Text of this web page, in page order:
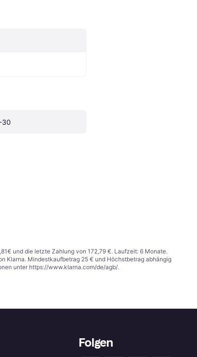
30
und die letzte Zahlung von 172,79 €. Laufzeit: 6 Monate.
Klarna. Mindestkaufbetrag 25 € und Höchstbetrag abhängig
unter https://www.klarna.com/de/agb/.
Folgen